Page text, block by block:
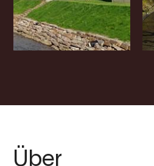
Über